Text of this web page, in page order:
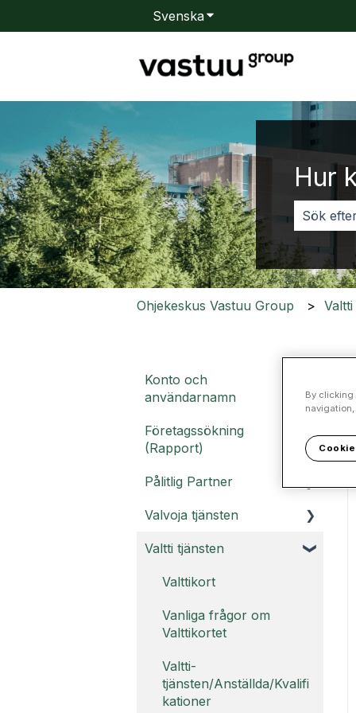
SvenskaVisa undermenyer för
Hur
Det
Ohjekeskus Vastuu Group
Konto och
användarnamn
Kundportal
om kontot
Företagssökning
(Rapport)
Rapport och Rapport
Rapport -
Vanliga frågor om
Pålitlig Partner
Pålitlig Partner
Hållbarhetsrapport
Pålitlig Partner Legal
compliance-rapport
Påligtlig Partner
Förtroendemärke
Valvoja tjänsten
Valvoja
Vanliga frågor om
Valtti tjänsten
Valttikort
Vanliga frågor om
Valttikortet
Valtti-
tjänsten/Anställda/Kvalifi
kationer
By clicking